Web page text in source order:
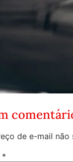
de e-mail não
*